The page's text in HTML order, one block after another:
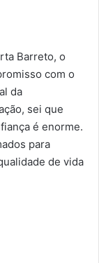
Barreto, o
com o
da
sei que
é enorme.
para
de vida